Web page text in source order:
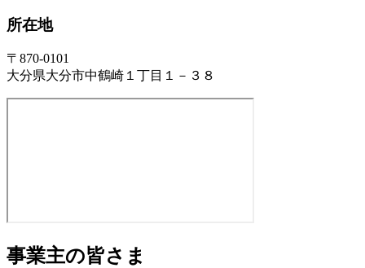
所在地
〒870-0101
大分県大分市中鶴崎１丁目１－３８
事業主の皆さま